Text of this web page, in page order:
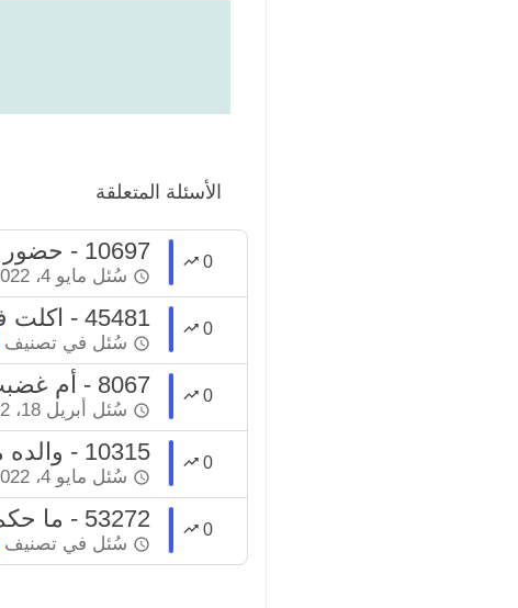
الأسئلة المتعلقة
0 10697 - حضور زفاف صديق نصراني
سُئل مايو 4، 2022
0 45481 - اكلت في حفل زفاف من دون دعوة
سُئل في تصنيف
0 8067 - أم غضبت على ابنتها لمشاركتها في حفل خطوبة بعد وفاة زوجها
سُئل أبريل 18، 2022
0 10315 - والده مصر على إقامة حفل زفافه بمنكرات
سُئل مايو 4، 2022
0 53272 - ما حكم الجلوس مع بنات الخاله ؟
سُئل في تصنيف